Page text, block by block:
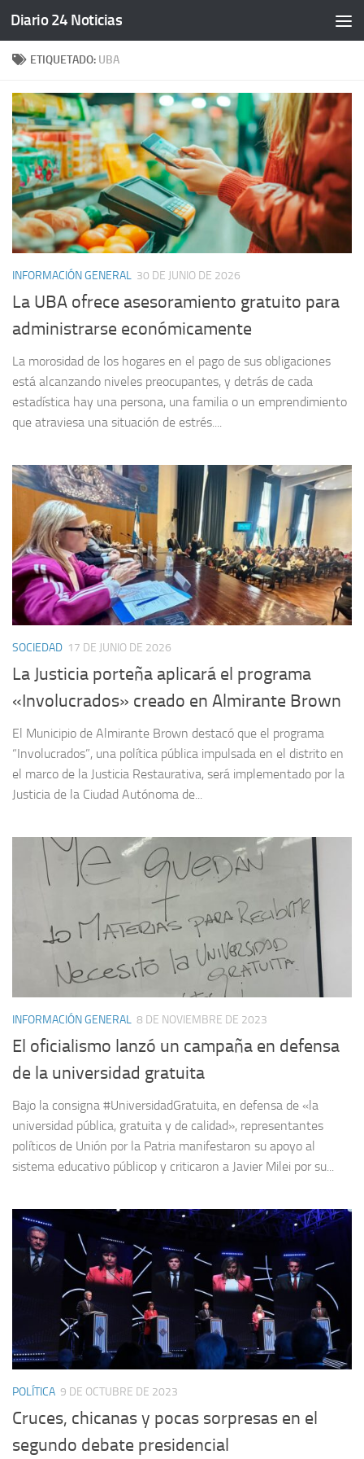
Saltar al contenido
Diario 24 Noticias
ETIQUETADO: UBA
INFORMACIÓN GENERAL 30 DE JUNIO DE 2026
La UBA ofrece asesoramiento gratuito para
administrarse económicamente
La morosidad de los hogares en el pago de sus obligaciones
está alcanzando niveles preocupantes, y detrás de cada
estadística hay una persona, una familia o un emprendimiento
que atraviesa una situación de estrés....
SOCIEDAD 17 DE JUNIO DE 2026
La Justicia porteña aplicará el programa
«Involucrados» creado en Almirante Brown
El Municipio de Almirante Brown destacó que el programa
“Involucrados”, una política pública impulsada en el distrito en
el marco de la Justicia Restaurativa, será implementado por la
Justicia de la Ciudad Autónoma de...
INFORMACIÓN GENERAL 8 DE NOVIEMBRE DE 2023
El oficialismo lanzó un campaña en defensa
de la universidad gratuita
Bajo la consigna #UniversidadGratuita, en defensa de «la
universidad pública, gratuita y de calidad», representantes
políticos de Unión por la Patria manifestaron su apoyo al
sistema educativo públicop y criticaron a Javier Milei por su...
POLÍTICA 9 DE OCTUBRE DE 2023
Cruces, chicanas y pocas sorpresas en el
segundo debate presidencial